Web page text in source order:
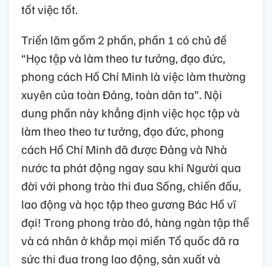
tốt việc tốt.
Triển lãm gồm 2 phần, phần 1 có chủ đề
“Học tập và làm theo tư tưởng, đạo đức,
phong cách Hồ Chí Minh là việc làm thường
xuyên của toàn Đảng, toàn dân ta”. Nội
dung phần này khẳng định việc học tập và
làm theo theo tư tưởng, đạo đức, phong
cách Hồ Chí Minh đã được Đảng và Nhà
nước ta phát động ngay sau khi Người qua
đời với phong trào thi đua Sống, chiến đấu,
lao động và học tập theo gương Bác Hồ vĩ
đại! Trong phong trào đó, hàng ngàn tập thể
và cá nhân ở khắp mọi miền Tổ quốc đã ra
sức thi đua trong lao động, sản xuất và